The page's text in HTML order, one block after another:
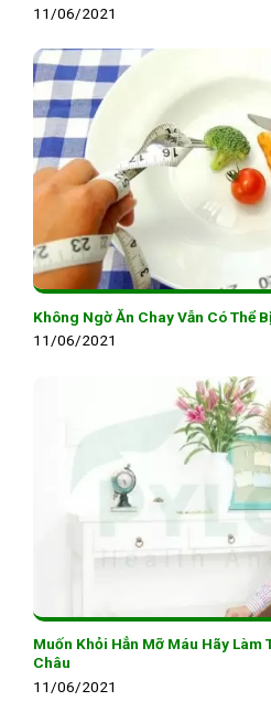
11/06/2021
Không Ngờ Ăn Chay Vẫn Có Thể
11/06/2021
Muốn Khỏi Hẳn Mỡ Máu Hãy Làm
Châu
11/06/2021